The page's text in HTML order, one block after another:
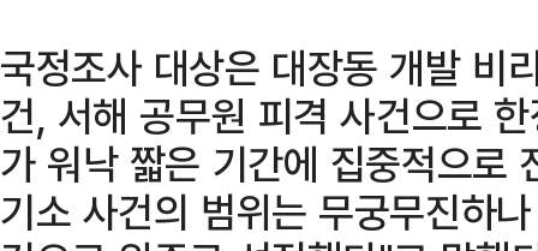
국정조사 대상은 대장동 개발 비
건, 서해 공무원 피격 사건으로
가 워낙 짧은 기간에 집중적으로
기소 사건의 범위는 무궁무진하